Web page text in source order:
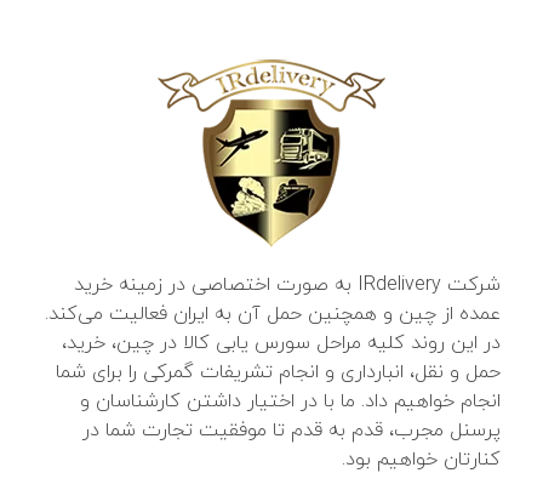
شرکت IRdelivery به صورت اختصاصی در زمینه خرید
عمده از چین و همچنین حمل آن به ایران فعالیت می‌کند.
در این روند کلیه مراحل سورس یابی کالا در چین، خرید،
حمل و نقل، انبارداری و انجام تشریفات گمرکی را برای شما
انجام خواهیم داد. ما با در اختیار داشتن کارشناسان و
پرسنل مجرب، قدم به قدم تا موفقیت تجارت شما در
کنارتان خواهیم بود.